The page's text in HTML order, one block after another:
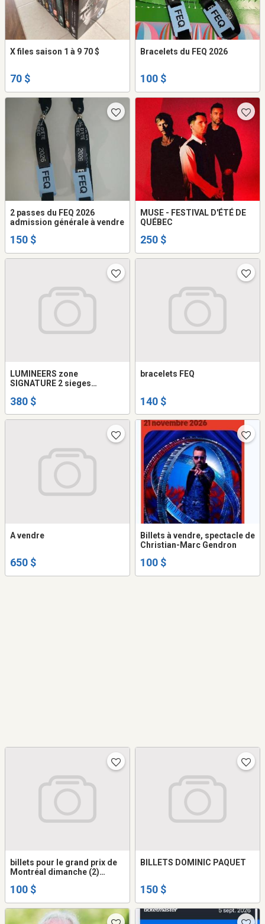
X files saison 1 à 9 70 $
70 $
Bracelets du FEQ 2026
100 $
2 passes du FEQ 2026
admission générale à vendre
150 $
MUSE - FESTIVAL D'ÉTÉ DE
QUÉBEC
250 $
LUMINEERS zone
SIGNATURE 2 sieges
380 $
bracelets FEQ
140 $
A vendre
650 $
Billets à vendre, spectacle de
Christian-Marc Gendron
100 $
billets pour le grand prix de
Montréal dimanche (2)
générale
100 $
BILLETS DOMINIC PAQUET
150 $